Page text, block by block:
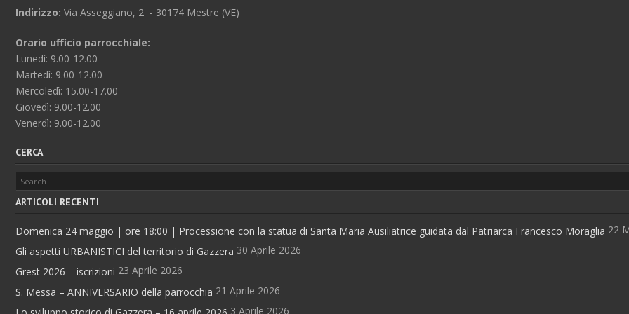
Indirizzo: Via Asseggiano, 2 - 30174 Mestre (VE)
Orario ufficio parrocchiale:
Lunedì: 9.00-12.00
Martedì: 9.00-12.00
Mercoledì: 15.00-17.00
Giovedì: 9.00-12.00
Venerdì: 9.00-12.00
CERCA
ARTICOLI RECENTI
Domenica 24 maggio | ore 18:00 | Processione con la statua di Santa Maria Ausiliatrice guidata dal Patriarca Francesco Moraglia 22
Gli aspetti URBANISTICI del territorio di Gazzera 30 Aprile 2026
Grest 2026 – iscrizioni 23 Aprile 2026
S. Messa – ANNIVERSARIO della parrocchia 21 Aprile 2026
3 Aprile 2026